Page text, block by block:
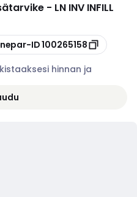
- LN INV INFILL
ID100265158
hinnan ja